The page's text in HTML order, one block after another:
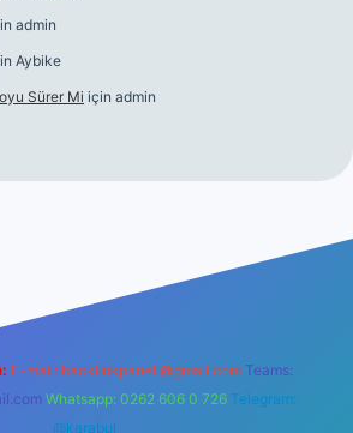
admin
Aybike
Sürer Mi için admin
E-mail: backlinkpaneli@gmail.com Teams:
Whatsapp: 0262 606 0 726 Telegram:
@karabul